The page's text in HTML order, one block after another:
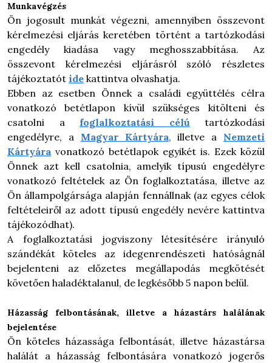
Munkavégzés
Ön jogosult munkát végezni, amennyiben összevont
kérelmezési eljárás keretében történt a tartózkodási
engedély kiadása vagy meghosszabbítása. Az
összevont kérelmezési eljárásról szóló részletes
tájékoztatót ide kattintva olvashatja.
Ebben az esetben Önnek a családi együttélés célra
vonatkozó betétlapon kívül szükséges kitölteni és
csatolni a
foglalkoztatási célú
tartózkodási
engedélyre, a
Magyar Kártyára,illetve a Nemzeti
Kártyára vonatkozó betétlapok egyikét is. Ezek közül
Önnek azt kell csatolnia, amelyik típusú engedélyre
vonatkozó feltételek az Ön foglalkoztatása, illetve az
Ön állampolgársága alapján fennállnak (az egyes célok
feltételeiről az adott típusú engedély nevére kattintva
tájékozódhat).
A foglalkoztatási jogviszony létesítésére irányuló
szándékát köteles az idegenrendészeti hatóságnál
bejelenteni az előzetes megállapodás megkötését
követően haladéktalanul, de legkésőbb 5 napon belül.
Házasság felbontásának, illetve a házastárs halálának
bejelentése
Ön köteles házassága felbontását, illetve házastársa
halálát a házasság felbontására vonatkozó jogerős